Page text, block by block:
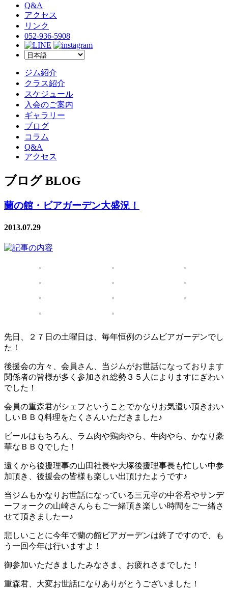
Q&A
アクセス
リンク
052-936-5908
ジム紹介
クラス紹介
スケジュール
入会のご案内
ギャラリー
ブログ
コラム
Q&A
アクセス
ブログ BLOG
蘭の館・ビアガーデン大盛況！
2013.07.29
先日、２７日の土曜日は、毎年恒例のジムビアガーデンでし
た！
後援会の方々、会員さん、当ジムがお世話になっております
関係者の皆様が多く参加され総勢３５人によりますにぎわい
でした！
会員の重森君がシェフということでかなりお気遣い頂きおい
しいＢＢＱ料理をたくさんいただきました♪
ビールはもちろん、ラム肉や鶏肉やら、牛肉やら、かなり豪
華なＢＢＱでした！
遠くから後援理事の山田社長や大塚後援理事長も忙しい中参
加頂き、後援会の皆様も楽しい出頂けたようです♪
当ジムもかなりお世話になっている三元亭の中谷君やサンデ
ーフォークの山崎さんらもご一緒頂き楽しい時間をご一緒さ
せて頂きましたー♪
悲しいことに今年で蘭の館ビアガーデンは終了ですので、も
う一回今年は行いますよ！
御参加いただきましたみなさま、お疲れさまでした！
重森君、大変お世話になりありがとうございました！